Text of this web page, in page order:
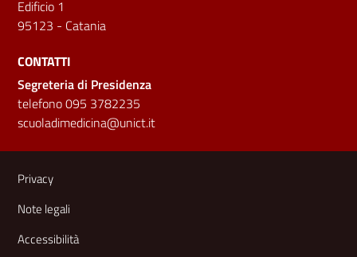
Edificio 1
95123 - Catania
CONTATTI
Segreteria di Presidenza
telefono 095 3782235
scuoladimedicina@unict.it
Link e informazioni utili
Privacy
Note legali
Accessibilità